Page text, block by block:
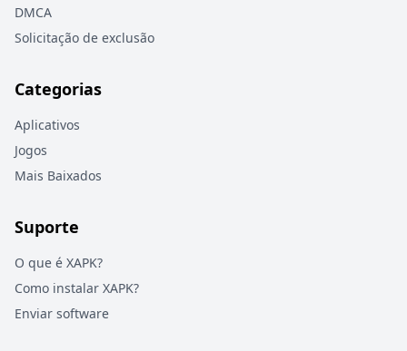
DMCA
Solicitação de exclusão
Categorias
Aplicativos
Jogos
Mais Baixados
Suporte
O que é XAPK?
Como instalar XAPK?
Enviar software